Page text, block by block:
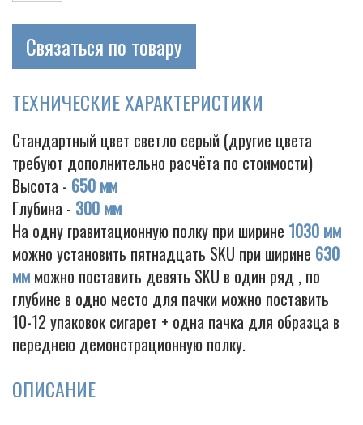
Связаться по товару
ТЕХНИЧЕСКИЕ ХАРАКТЕРИСТИКИ
Стандартный цвет светло серый (другие цвета
требуют дополнительно расчёта по стоимости)
Высота - 650 мм
Глубина - 300 мм
На одну гравитационную полку при ширине 1030 мм
можно установить пятнадцать SKU при ширине 630
мм можно поставить девять SKU в один ряд , по
глубине в одно место для пачки можно поставить
10-12 упаковок сигарет + одна пачка для образца в
переднею демонстрационную полку.
ОПИСАНИЕ